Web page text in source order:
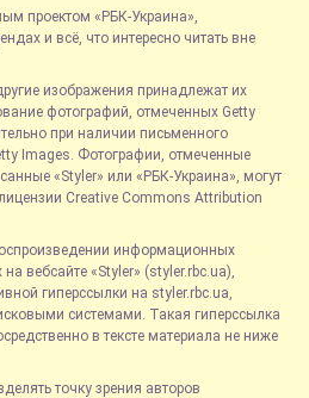
проектом «РБК-Украина»,
и всё, что интересно читать вне
изображения принадлежат их
фотографий, отмеченных Getty
при наличии письменного
Images. Фотографии, отмеченные
«Styler» или «РБК-Украина», могут
Creative Commons Attribution
информационных
вебсайте «Styler» (styler.rbc.ua),
гиперссылки на styler.rbc.ua,
системами. Такая гиперссылка
в тексте материала не ниже
точку зрения авторов